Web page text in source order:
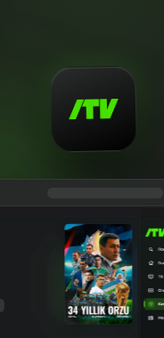
Эдуард
Успенский